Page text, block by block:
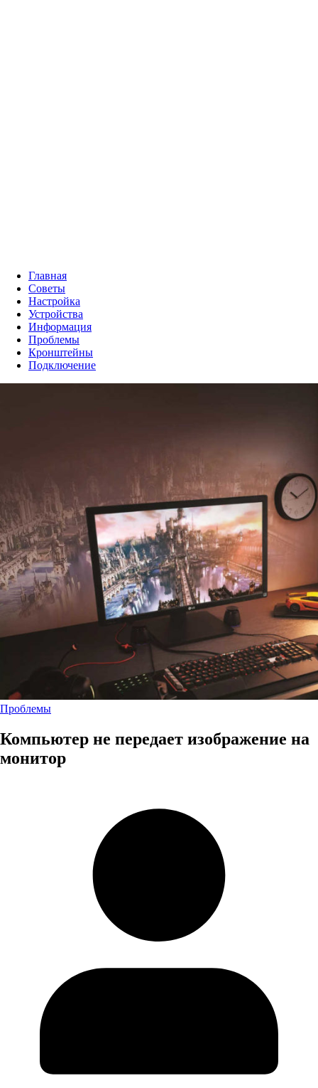
Главная
Советы
Настройка
Устройства
Информация
Проблемы
Кронштейны
Подключение
Проблемы
Компьютер не передает изображение на
монитор